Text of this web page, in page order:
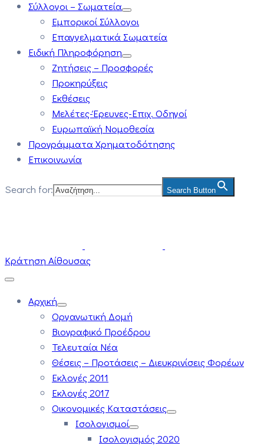
Σύλλογοι – Σωματεία
Εμπορικοί Σύλλογοι
Επαγγελματικά Σωματεία
Ειδική Πληροφόρηση
Ζητήσεις – Προσφορές
Προκηρύξεις
Εκθέσεις
Μελέτες-Έρευνες-Επιχ. Οδηγοί
Ευρωπαϊκή Νομοθεσία
Προγράμματα Χρηματοδότησης
Επικοινωνία
Search for: Search Button
Κράτηση Αίθουσας
Αρχική
Οργανωτική Δομή
Βιογραφικό Προέδρου
Τελευταία Νέα
Θέσεις – Προτάσεις – Διευκρινίσεις Φορέων
Εκλογές 2011
Εκλογές 2017
Οικονομικές Καταστάσεις
Ισολογισμοί
Ισολογισμός 2020